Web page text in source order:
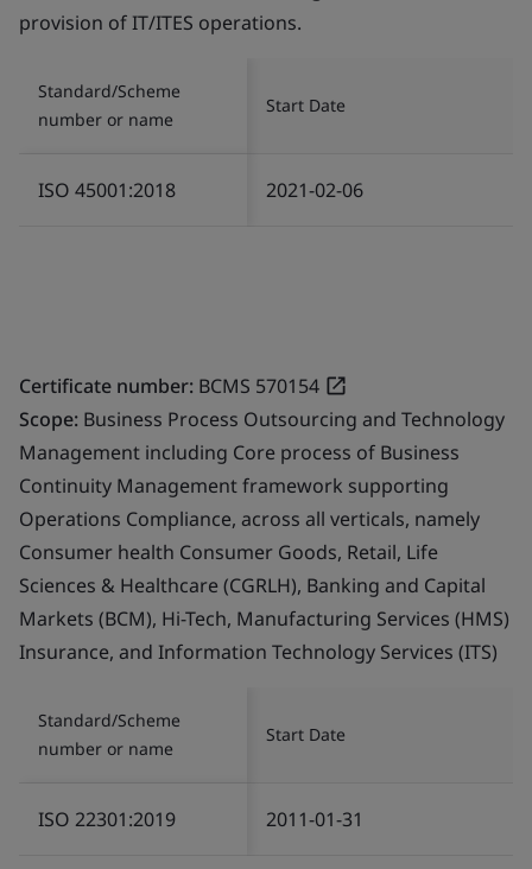
provision of IT/ITES operations.
Standard/Scheme
number or name
Start Date
ISO 45001:2018 2021-02-06
Certificate number: BCMS 570154
Scope: Business Process Outsourcing and Technology
Management including Core process of Business
Continuity Management framework supporting
Operations Compliance, across all verticals, namely
Consumer health Consumer Goods, Retail, Life
Sciences & Healthcare (CGRLH), Banking and Capital
Markets (BCM), Hi-Tech, Manufacturing Services (HMS)
Insurance, and Information Technology Services (ITS)
Standard/Scheme
number or name
Start Date
ISO 22301:2019 2011-01-31